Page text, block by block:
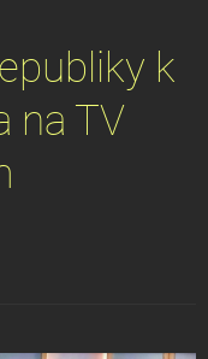
k
na TV